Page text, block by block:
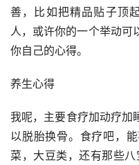
善，比如把精品贴子顶
人，或许你的一个举动可
你自己的心得。
养生心得
我呢，主要食疗加动疗加
以脱胎换骨。食疗吧，
菜，大豆类，还有那些